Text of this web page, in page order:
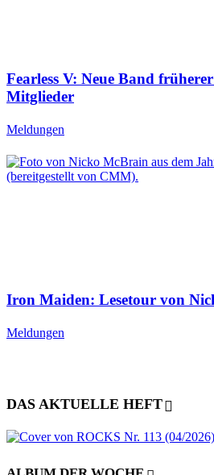
Fearless V: Neue Band
Mitglieder
Meldungen
Iron Maiden: Lesetour von
Meldungen
DAS AKTUELLE HEFT